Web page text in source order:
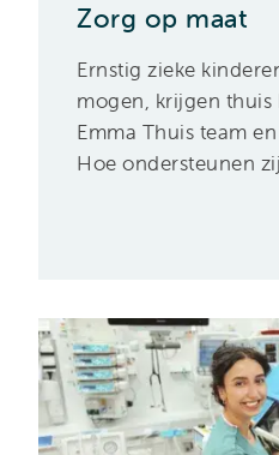
Zorg op maat
Ernstig zieke
mogen, krijgen
Emma Thuis team
Hoe ondersteunen